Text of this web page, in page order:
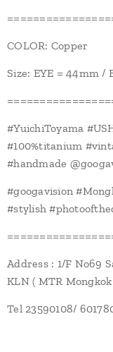
COLOR: Copper
Size: EYE = 44mm /
#YuichiToyama
#100%titanium
#handmade
#googavision
#stylish
Address : 1/F No69
KLN ( MTR
Tel 23590108/